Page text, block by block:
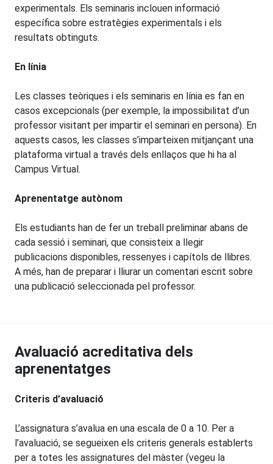
experimentals. Els seminaris inclouen informació
específica sobre estratègies experimentals i els
resultats obtinguts.
En línia
Les classes teòriques i els seminaris en línia es fan en
casos excepcionals (per exemple, la impossibilitat d’un
professor visitant per impartir el seminari en persona). En
aquests casos, les classes s’imparteixen mitjançant una
plataforma virtual a través dels enllaços que hi ha al
Campus Virtual.
Aprenentatge autònom
Els estudiants han de fer un treball preliminar abans de
cada sessió i seminari, que consisteix a llegir
publicacions disponibles, ressenyes i capítols de llibres.
A més, han de preparar i lliurar un comentari escrit sobre
una publicació seleccionada pel professor.
Avaluació acreditativa dels
aprenentatges
Criteris d’avaluació
L’assignatura s’avalua en una escala de 0 a 10. Per a
l’avaluació, se segueixen els criteris generals establerts
per a totes les assignatures del màster (vegeu la